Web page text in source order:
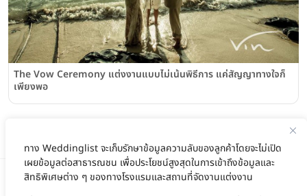
ทาง Weddinglist จะเก็บรักษาข้อมูลความลับของลูกค้าโดยจะไม่เปิด
เผยข้อมูลต่อสาธารณชน เพื่อประโยชน์สูงสุดในการเข้าถึงข้อมูลและ
สิทธิพิเศษต่าง ๆ ของทางโรงแรมและสถานที่จัดงานแต่งงาน
The Vow Ceremony แต่งงานแบบไม่เน้นพิธีการ แค่สัญญาทางใจก็
เพียงพอ